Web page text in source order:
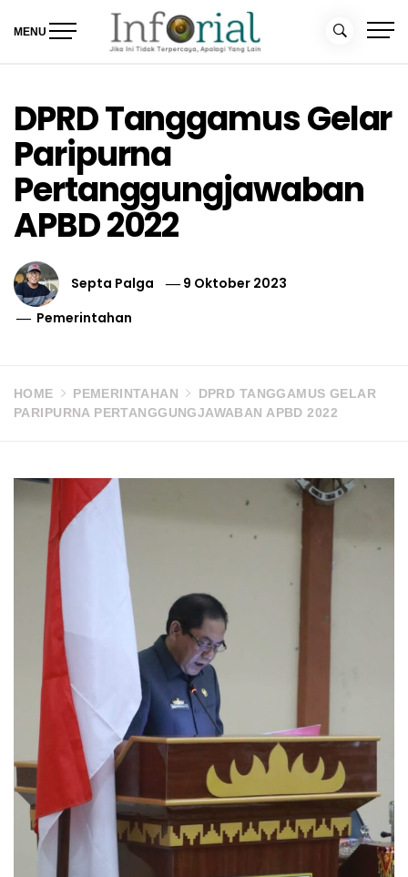
MENU
DPRD Tanggamus Gelar
Paripurna
Pertanggungjawaban
APBD 2022
Septa Palga
9 Oktober 2023
Pemerintahan
HOME PEMERINTAHAN
DPRD TANGGAMUS GELAR
PARIPURNA PERTANGGUNGJAWABAN APBD 2022